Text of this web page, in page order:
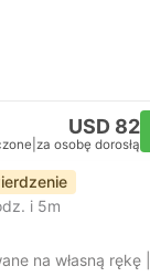
USD 82
za osobę dorosłą
i 5m
na własną